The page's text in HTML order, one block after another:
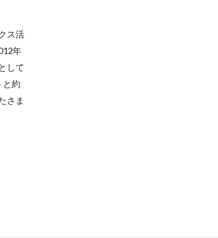
ス活
年
して
と約
さま